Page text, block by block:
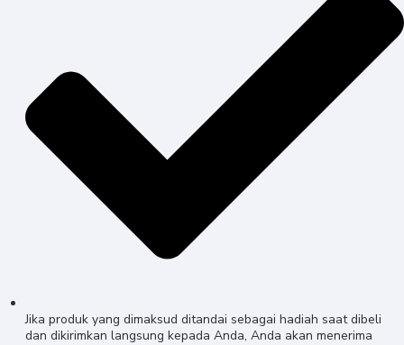
Jika produk yang dimaksud ditandai sebagai hadiah saat dibeli
dan dikirimkan langsung kepada Anda, Anda akan menerima